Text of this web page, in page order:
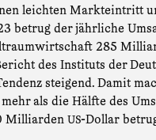
leichten Markteintritt
betrug der jährliche
285
des Instituts der
steigend. Damit
als die Hälfte des
Milliarden US-Dollar